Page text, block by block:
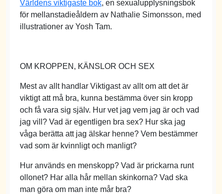
Världens viktigaste bok, en sexualupplysningsbok
för mellanstadieåldern av Nathalie Simonsson, med
illustrationer av Yosh Tam.
OM KROPPEN, KÄNSLOR OCH SEX
Mest av allt handlar Viktigast av allt om att det är
viktigt att må bra, kunna bestämma över sin kropp
och få vara sig själv. Hur vet jag vem jag är och vad
jag vill? Vad är egentligen bra sex? Hur ska jag
våga berätta att jag älskar henne? Vem bestämmer
vad som är kvinnligt och manligt?
Hur används en menskopp? Vad är prickarna runt
ollonet? Har alla hår mellan skinkorna? Vad ska
man göra om man inte mår bra?